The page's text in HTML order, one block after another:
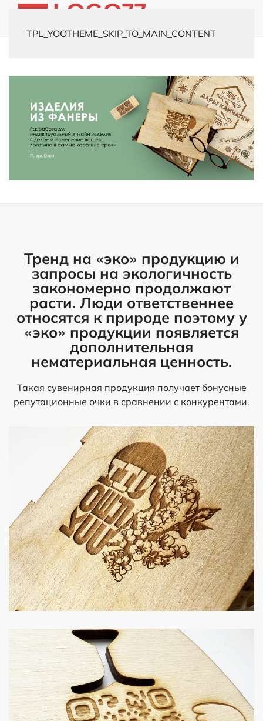
TPL_YOOTHEME_SKIP_TO_MAIN_CONTENT
Тренд на «эко» продукцию и
запросы на экологичность
закономерно продолжают
расти. Люди ответственнее
относятся к природе поэтому у
«эко» продукции появляется
дополнительная
нематериальная ценность.
Такая сувенирная продукция получает бонусные
репутационные очки в сравнении с конкурентами.